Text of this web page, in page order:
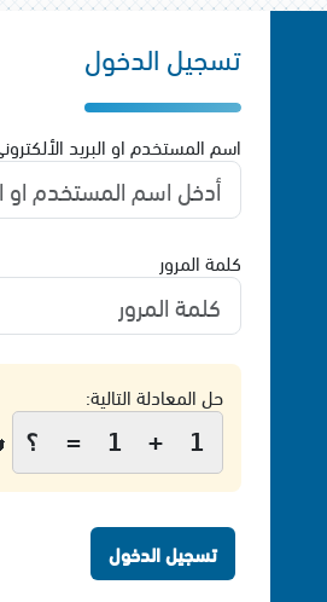
تسجيل الدخول
اسم المستخدم او البريد
كلمة المرور
حل المعادلة التالية:
1 + 1 = ؟
تسجيل الدخول